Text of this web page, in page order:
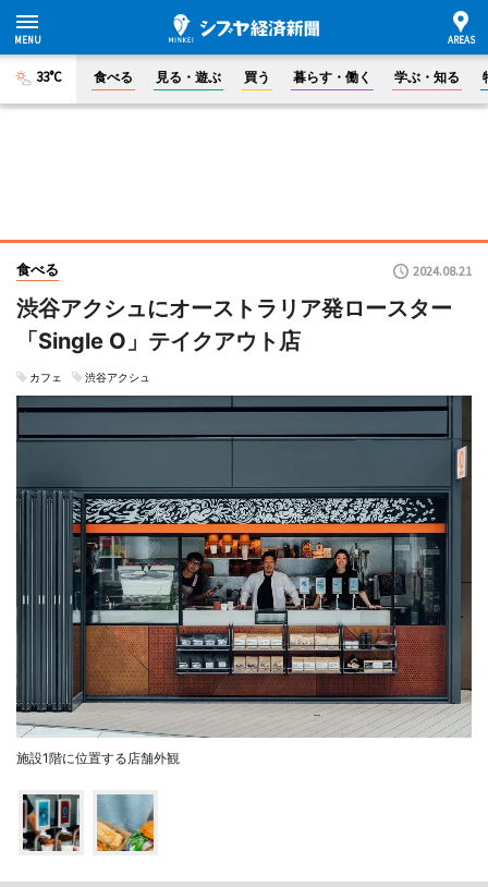
33°C 食べる 見る・遊ぶ 買う 暮らす・働く 学ぶ・知る
食べる 2024.08.21
渋谷アクシュにオーストラリア発ロースター
「Single O」テイクアウト店
カフェ 渋谷アクシュ
施設1階に位置する店舗外観